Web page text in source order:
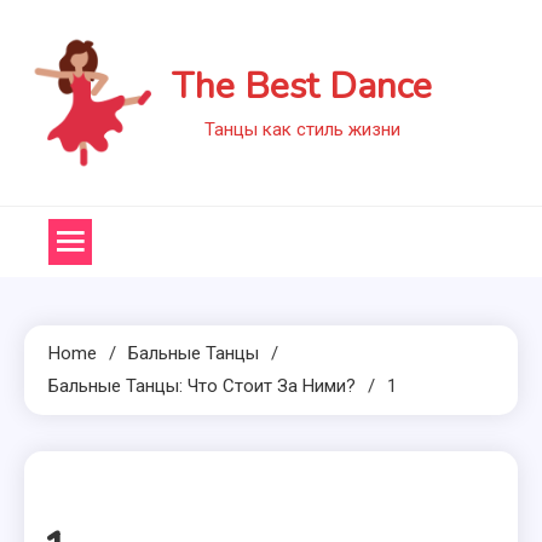
content
The Best Dance
Танцы как стиль жизни
Home
Бальные Танцы
Бальные Танцы: Что Стоит За Ними?
1